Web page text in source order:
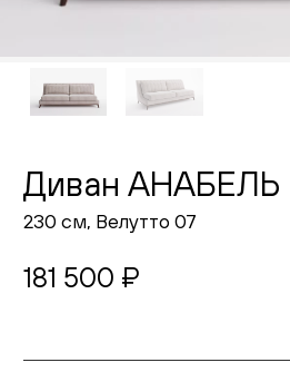
Комоды
Тумбы
Пуфы и банкетки
Подушки
Распродажа
Диван АНАБЕЛЬ
230 см, Велутто 07
181 500 ₽